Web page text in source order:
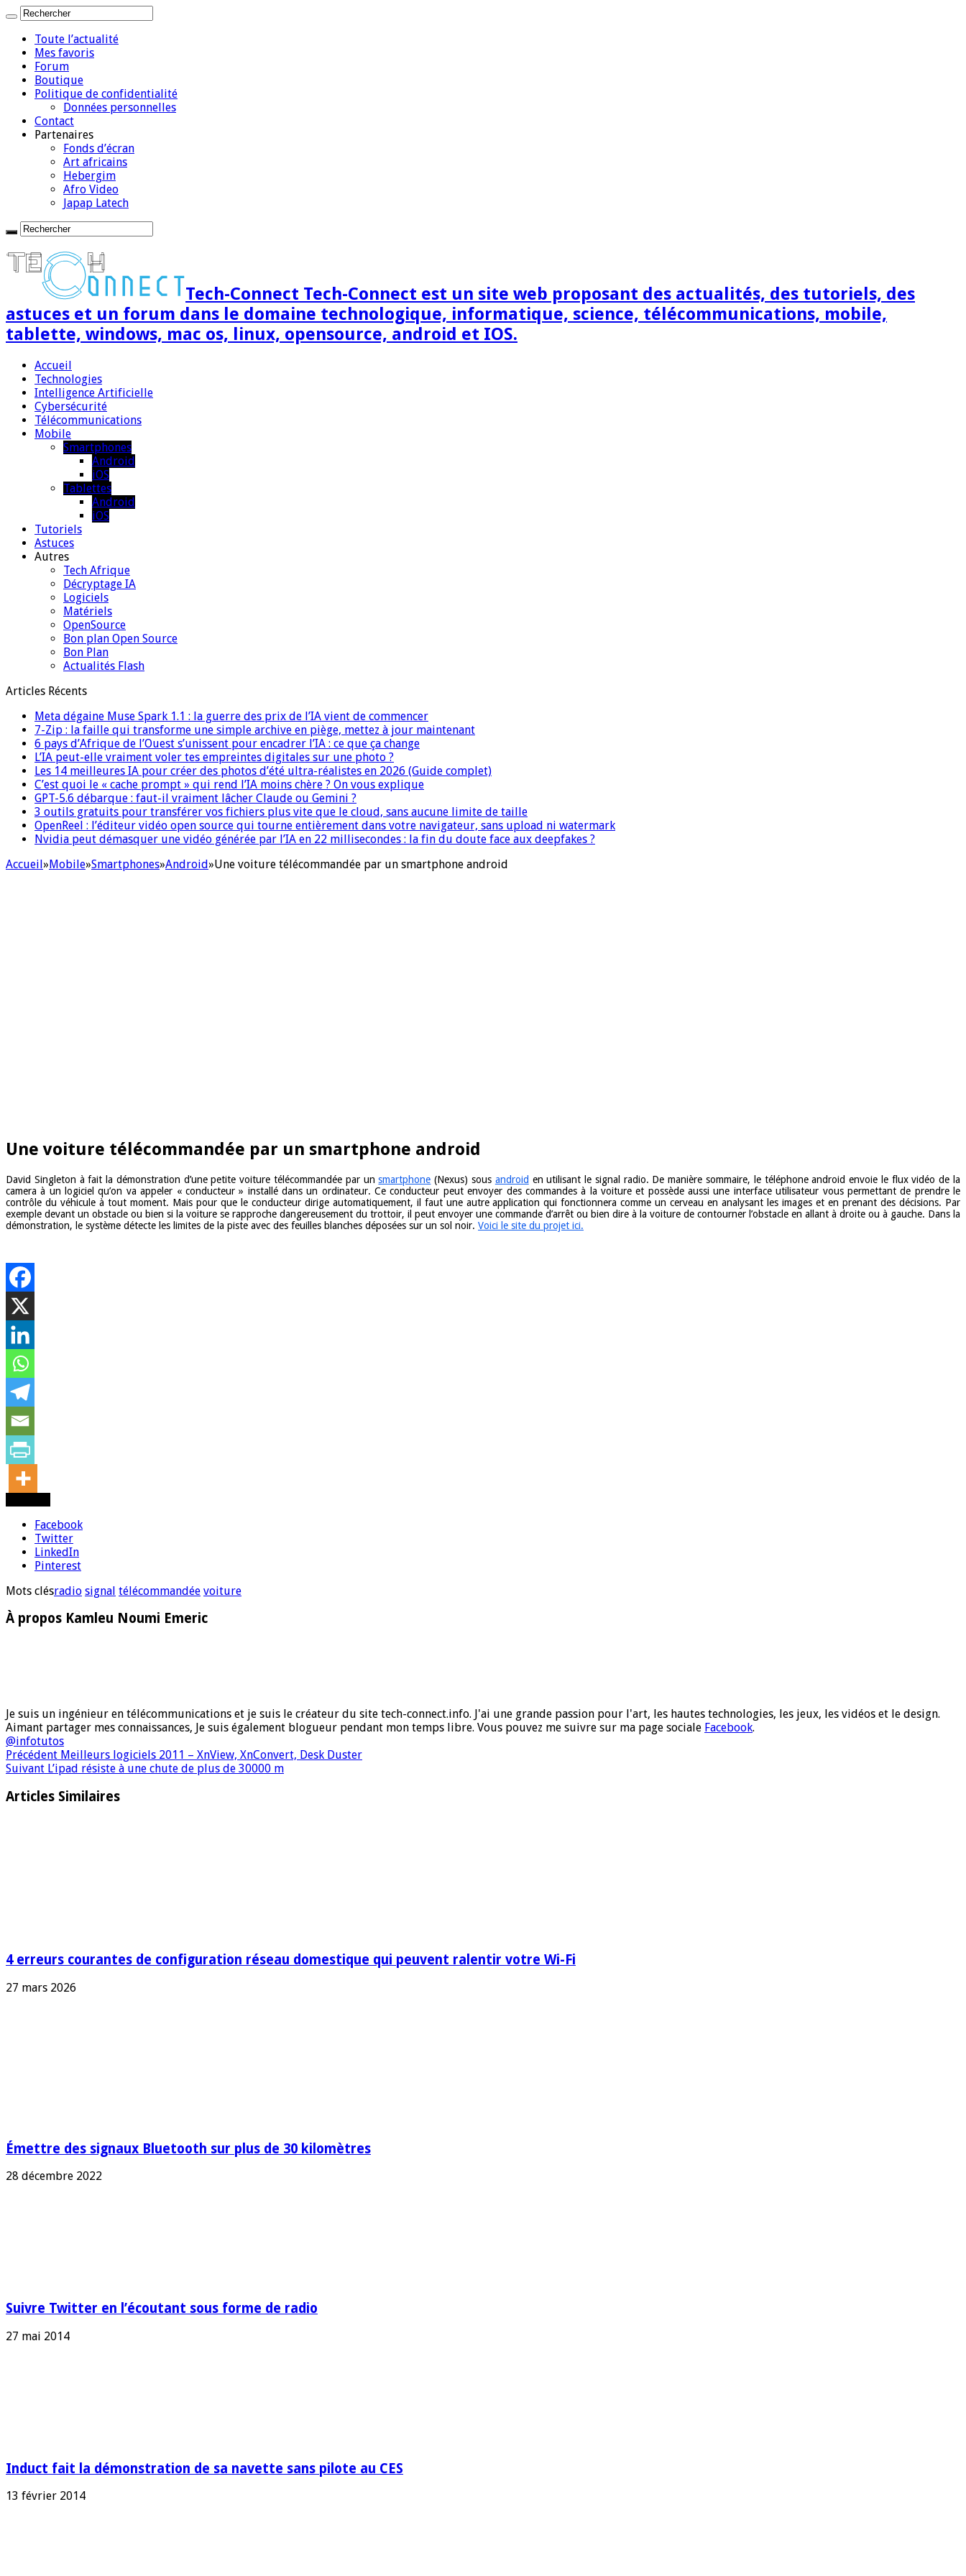
Toute l’actualité
Mes favoris
Forum
Boutique
Politique de confidentialité
Données personnelles
Contact
Partenaires
Fonds d’écran
Art africains
Hebergim
Afro Video
Japap Latech
Tech-Connect Tech-Connect est un site web proposant des actualités, des tutoriels, des
astuces et un forum dans le domaine technologique, informatique, science, télécommunications, mobile,
tablette, windows, mac os, linux, opensource, android et IOS.
Accueil
Technologies
Intelligence Artificielle
Cybersécurité
Télécommunications
Mobile
Smartphones
Android
iOS
Tablettes
Android
iOS
Tutoriels
Astuces
Autres
Tech Afrique
Décryptage IA
Logiciels
Matériels
OpenSource
Bon plan Open Source
Bon Plan
Actualités Flash
Articles Récents
Meta dégaine Muse Spark 1.1 : la guerre des prix de l’IA vient de commencer
7-Zip : la faille qui transforme une simple archive en piège, mettez à jour maintenant
6 pays d’Afrique de l’Ouest s’unissent pour encadrer l’IA : ce que ça change
L’IA peut-elle vraiment voler tes empreintes digitales sur une photo ?
Les 14 meilleures IA pour créer des photos d’été ultra-réalistes en 2026 (Guide complet)
C’est quoi le « cache prompt » qui rend l’IA moins chère ? On vous explique
GPT-5.6 débarque : faut-il vraiment lâcher Claude ou Gemini ?
3 outils gratuits pour transférer vos fichiers plus vite que le cloud, sans aucune limite de taille
OpenReel : l’éditeur vidéo open source qui tourne entièrement dans votre navigateur, sans upload ni watermark
Nvidia peut démasquer une vidéo générée par l’IA en 22 millisecondes : la fin du doute face aux deepfakes ?
Accueil»Mobile»Smartphones»Android»Une voiture télécommandée par un smartphone android
Une voiture télécommandée par un smartphone android
David Singleton à fait la démonstration d’une petite voiture télécommandée par unsmartphone (Nexus) sous android en utilisant le signal radio. De manière sommaire, le téléphone android envoie le flux vidéo de la
camera à un logiciel qu’on va appeler « conducteur » installé dans un ordinateur. Ce conducteur peut envoyer des commandes à la voiture et possède aussi une interface utilisateur vous permettant de prendre le
contrôle du véhicule à tout moment. Mais pour que le conducteur dirige automatiquement, il faut une autre application qui fonctionnera comme un cerveau en analysant les images et en prenant des décisions. Par
exemple devant un obstacle ou bien si la voiture se rapproche dangereusement du trottoir, il peut envoyer une commande d’arrêt ou bien dire à la voiture de contourner l’obstacle en allant à droite ou à gauche. Dans la
démonstration, le système détecte les limites de la piste avec des feuilles blanches déposées sur un sol noir. Voici le site du projet ici.
Facebook
Twitter
LinkedIn
Pinterest
Mots clésradio signal télécommandée voiture
À propos Kamleu Noumi Emeric
Je suis un ingénieur en télécommunications et je suis le créateur du site tech-connect.info. J'ai une grande passion pour l'art, les hautes technologies, les jeux, les vidéos et le design.
Aimant partager mes connaissances, Je suis également blogueur pendant mon temps libre. Vous pouvez me suivre sur ma page sociale Facebook.
@infotutos
Précédent Meilleurs logiciels 2011 – XnView, XnConvert, Desk Duster
Suivant L’ipad résiste à une chute de plus de 30000 m
Articles Similaires
4 erreurs courantes de configuration réseau domestique qui peuvent ralentir votre Wi-Fi
27 mars 2026
Émettre des signaux Bluetooth sur plus de 30 kilomètres
28 décembre 2022
Suivre Twitter en l’écoutant sous forme de radio
27 mai 2014
Induct fait la démonstration de sa navette sans pilote au CES
13 février 2014